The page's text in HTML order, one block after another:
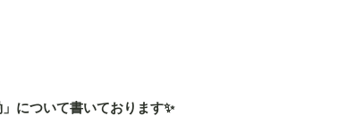
について書いております✨